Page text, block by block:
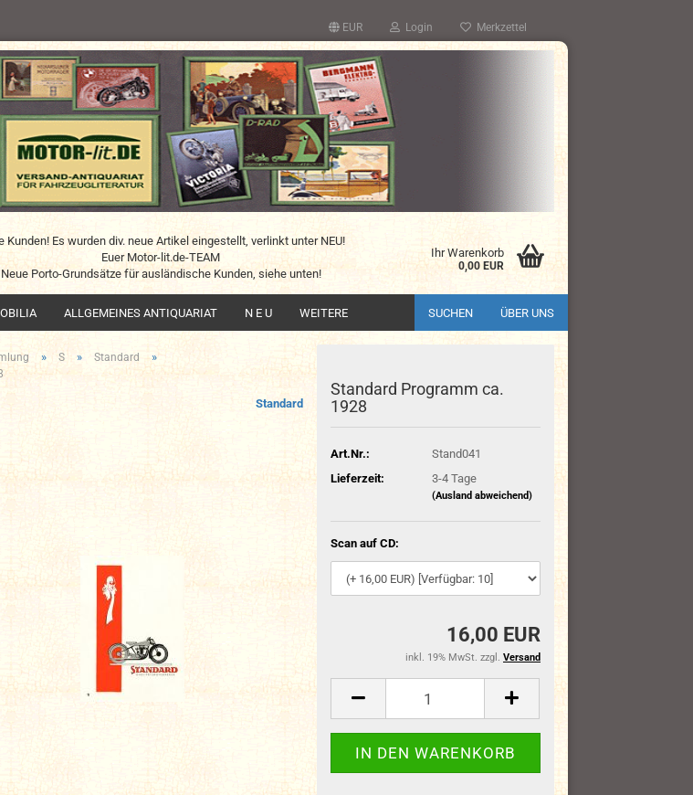
EUR Login Merkzettel
Kunden! Es wurden div. neue Artikel eingestellt, verlinkt unter NEU!
Euer Motor-lit.de-TEAM
Neue Porto-Grundsätze für ausländische Kunden, siehe unten!
Ihr Warenkorb
0,00 EUR
ALLGEMEINES ANTIQUARIAT N E U SUCHEN ÜBER UNS
WEITERE
» S » Standard »
Standard
Standard Programm ca.
1928
Art.Nr.:
Stand041
Lieferzeit:
3-4 Tage
(Ausland abweichend)
Scan auf CD:
16,00 EUR
inkl. 19% MwSt. zzgl. Versand